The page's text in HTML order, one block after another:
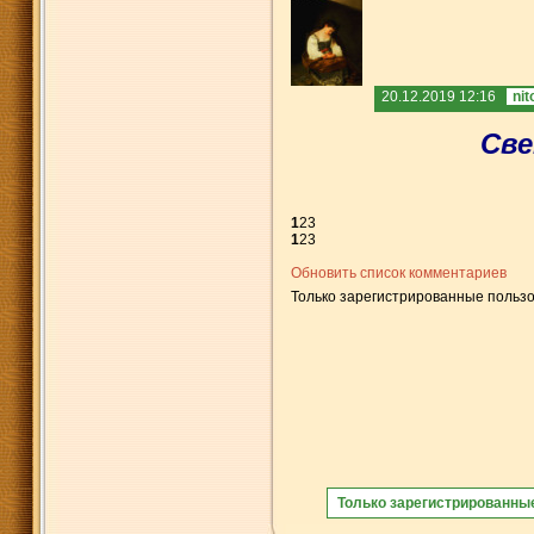
20.12.2019 12:16
123
123
Обновить список комментариев
Только зарегистрированные
Только